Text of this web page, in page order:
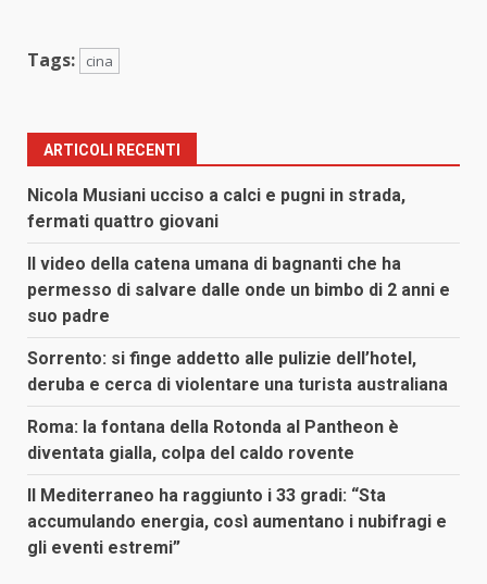
Tags: cina
ARTICOLI RECENTI
Nicola Musiani ucciso a calci e pugni in strada,
fermati quattro giovani
Il video della catena umana di bagnanti che ha
permesso di salvare dalle onde un bimbo di 2 anni e
suo padre
Sorrento: si finge addetto alle pulizie dell’hotel,
deruba e cerca di violentare una turista australiana
Roma: la fontana della Rotonda al Pantheon è
diventata gialla, colpa del caldo rovente
Il Mediterraneo ha raggiunto i 33 gradi: “Sta
accumulando energia, così aumentano i nubifragi e
gli eventi estremi”